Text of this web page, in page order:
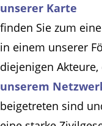
unserer Karte
finden Sie zum
in einem unserer
diejenigen Akteure,
unserem
beigetreten sind